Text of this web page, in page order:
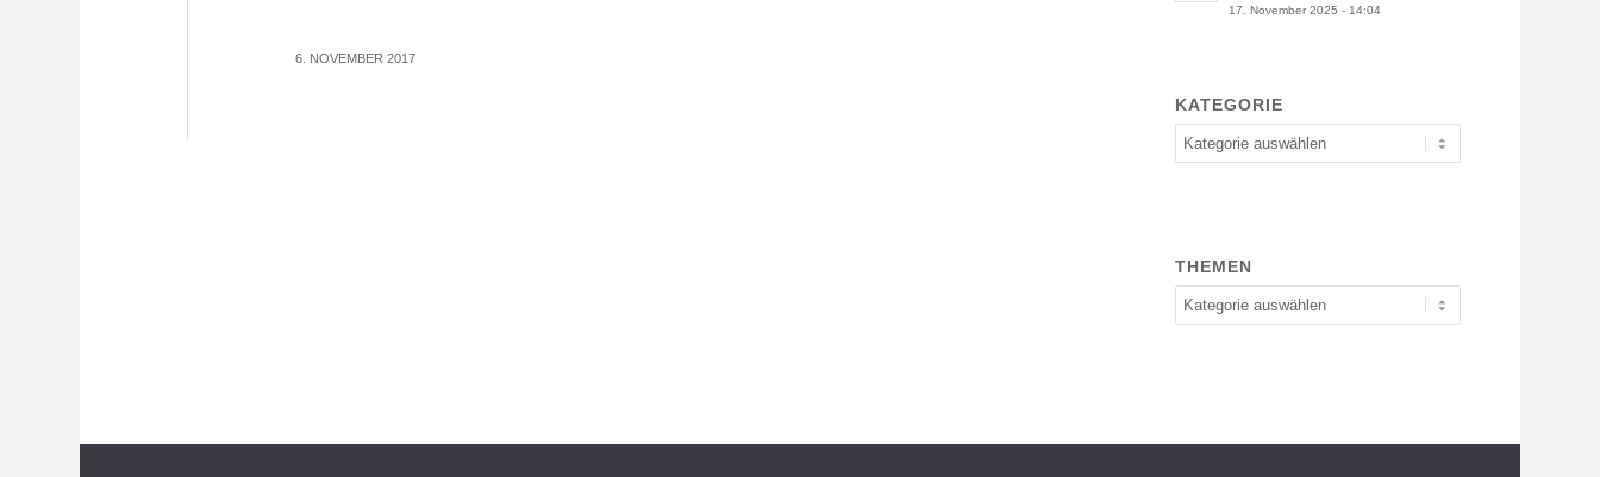
6. NOVEMBER 2017
17. November 2025 - 14:04
KATEGORIE
Kategorie
THEMEN
Themen